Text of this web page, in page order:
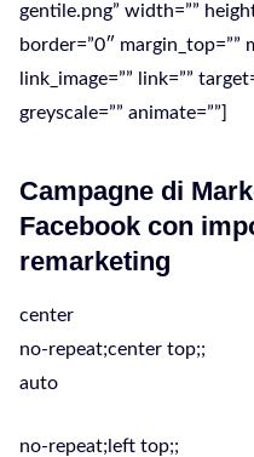
gentile.png” width=””
border=”0″ margin_top=””
link_image=”” link=””
greyscale=”” animate=””]
Campagne di
Facebook con
remarketing
center
no-repeat;center top;;
auto
no-repeat;left top;;